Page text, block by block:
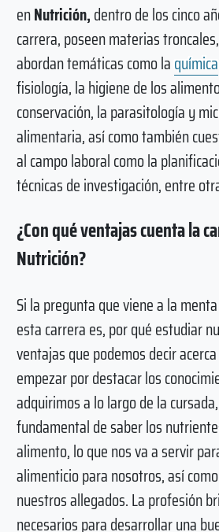
enNutrición,dentro de los cinco
carrera, poseen materias
abordan temáticas como laquímica
fisiología, la higiene de los
conservación, la parasitología y
alimentaria, así como también
al campo laboral como la
técnicas de investigación, entre
¿Con qué ventajas cuenta la
Nutrición?
Si la pregunta que viene a la
esta carrera es, por qué estudiar
ventajas que podemos decir
empezar por destacar los
adquirimos a lo largo de la
fundamental de saber los
alimento, lo que nos va a servir
alimenticio para nosotros, así
nuestros allegados. La profesión
necesarios para desarrollar una